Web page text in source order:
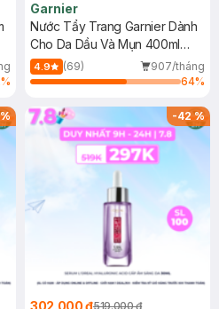
%
Garnier
Nước Tẩy Trang Garnier Dành
Cho Da Dầu Và Mụn 400ml
(Mới)
4.9 (69)
907/tháng
64%
-42%
302.000 ₫519.000 ₫